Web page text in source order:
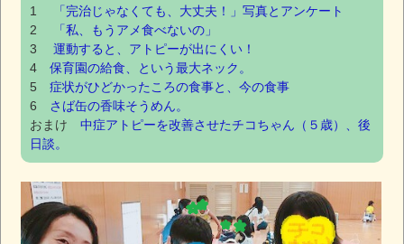
1
「完治じゃなくても、大丈夫！」写真とアンケート
2
「私、もうアメ食べないの」
3
運動すると、アトピーが出にくい！
4保育園の給食、という最大ネック。
5症状がひどかったころの食事と、今の食事
6 さば缶の香味そうめん。
おまけ中症アトピーを改善させたチコちゃん（５歳）、後
日談。